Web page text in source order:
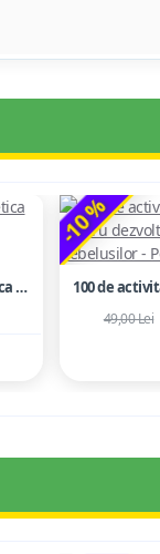
1,2,3, ..., Show. O aritmetica emotionala, o poezie a matematicii - Ioan Dancila
-10 %
49,00 Lei